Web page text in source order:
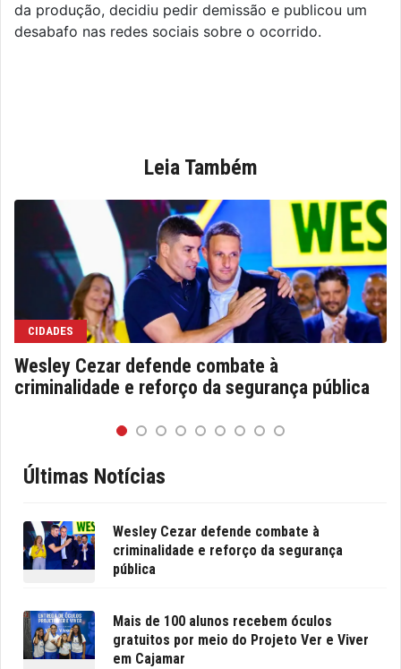
da produção, decidiu pedir demissão e publicou um
desabafo nas redes sociais sobre o ocorrido.
Leia Também
CIDADES
Wesley Cezar defende combate à
criminalidade e reforço da segurança pública
Últimas Notícias
Wesley Cezar defende combate à
criminalidade e reforço da segurança
pública
Mais de 100 alunos recebem óculos
gratuitos por meio do Projeto Ver e Viver
em Cajamar